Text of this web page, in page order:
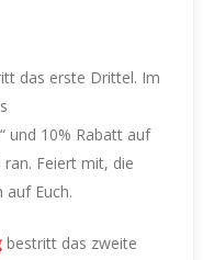
das erste Drittel. Im
und 10% Rabatt auf
Feiert mit, die
auf Euch.
bestritt das zweite